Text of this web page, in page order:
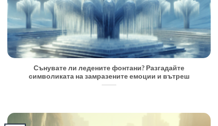
Сънувате ли ледените фонтани? Разгадайте
символиката на замразените емоции и вътреш